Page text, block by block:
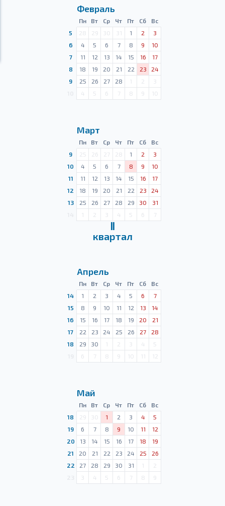
Февраль
Пн Вт Ср Чт Пт Сб
Вс
5
28 29 30 31 1 2
3
6
4 5 6 7 8 9
10
7
11 12 13 14 15 16
17
8
18 19 20 21 22 23
24
9
25 26 27 28 1 2
3
4 5 6 7 8 9 10
Март
Пн Вт Ср Чт Пт Сб
Вс
9
25 26 27 28 1 2
3
10
4 5 6 7 8 9
10
11
11 12 13 14 15 16
17
12
18 19 20 21 22 23
24
13
25 26 27 28 29 30
31
1 2 3 4 5 6 7
Ⅱ
квартал
Апрель
Пн Вт Ср Чт Пт Сб
Вс
14
1 2 3 4 5 6
7
15
8 9 10 11 12 13
14
16
15 16 17 18 19 20
21
17
22 23 24 25 26 27
28
18
29 30 1 2 3 4
5
6 7 8 9 10 11 12
Май
Пн Вт Ср Чт Пт Сб
Вс
18
29 30 1 2 3 4
5
19
6 7 8 9 10 11
12
20
13 14 15 16 17 18
19
21
20 21 22 23 24 25
26
22
27 28 29 30 31 1
2
3 4 5 6 7 8 9